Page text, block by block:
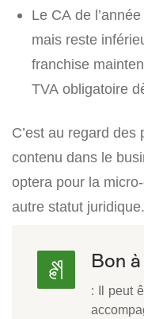
Le CA de
mais reste
franchise
TVA obligatoire
C’est au regard
contenu dans le
optera pour la
autre statut juridique.
Bon
: Il peut